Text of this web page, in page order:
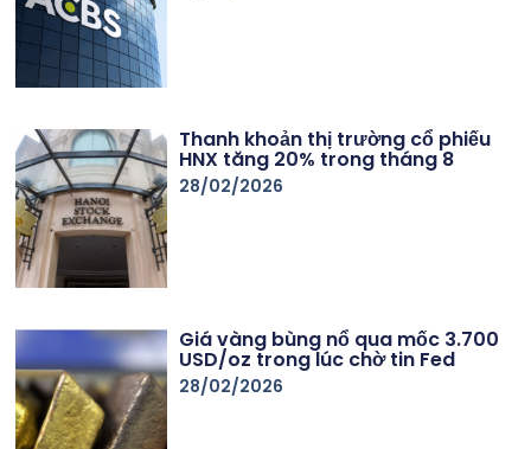
Thanh khoản thị trường cổ phiếu
HNX tăng 20% trong tháng 8
28/02/2026
Giá vàng bùng nổ qua mốc 3.700
USD/oz trong lúc chờ tin Fed
28/02/2026